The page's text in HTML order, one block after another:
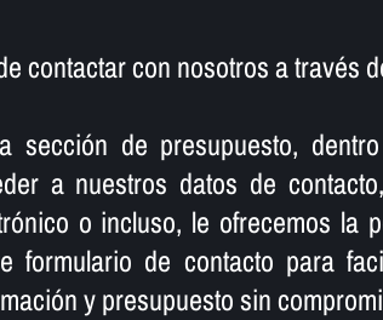
contactar con nosotros a través
sección de presupuesto,
a nuestros datos de
o incluso, le ofrecemos la
formulario de contacto para
y presupuesto sin